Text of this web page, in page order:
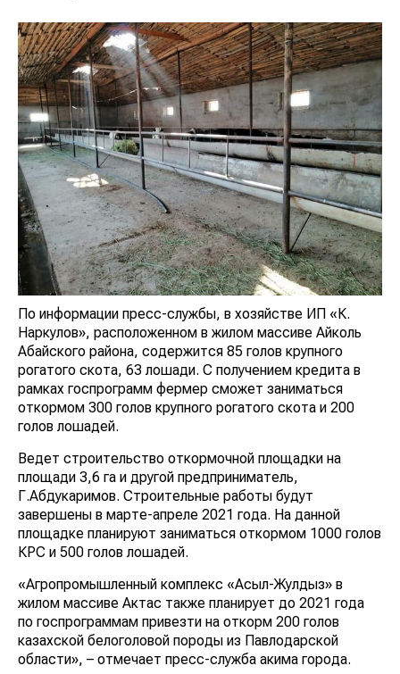
По информации пресс-службы, в хозяйстве ИП «К.
Наркулов», расположенном в жилом массиве Айколь
Абайского района, содержится 85 голов крупного
рогатого скота, 63 лошади. С получением кредита в
рамках госпрограмм фермер сможет заниматься
откормом 300 голов крупного рогатого скота и 200
голов лошадей.
Ведет строительство откормочной площадки на
площади 3,6 га и другой предприниматель,
Г.Абдукаримов. Строительные работы будут
завершены в марте-апреле 2021 года. На данной
площадке планируют заниматься откормом 1000 голов
КРС и 500 голов лошадей.
«Агропромышленный комплекс «Асыл-Жулдыз» в
жилом массиве Актас также планирует до 2021 года
по госпрограммам привезти на откорм 200 голов
казахской белоголовой породы из Павлодарской
области», – отмечает пресс-служба акима города.